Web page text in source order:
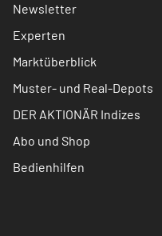
Newsletter
Experten
Marktüberblick
Muster- und Real-Depots
DER AKTIONÄR Indizes
Abo und Shop
Bedienhilfen